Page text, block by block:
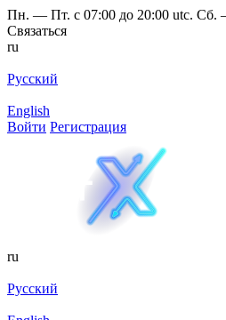
Пн. — Пт. с 07:00 до 20:00 utc. Сб.
Связаться
ru
Русский
English
Войти Регистрация
ru
Русский